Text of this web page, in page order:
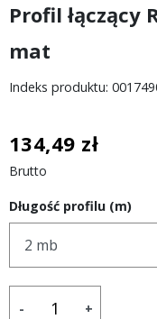
Profil łączący
mat
Indeks produktu:
134,49 zł
Brutto
Długość profilu (m)
- +